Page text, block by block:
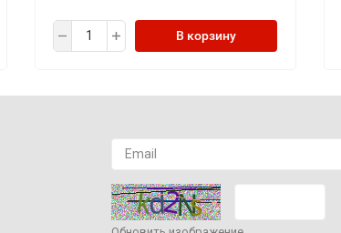
В корзину